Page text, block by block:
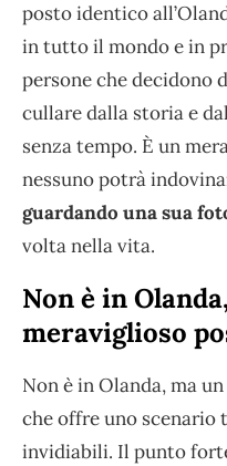
posto identico
in tutto il mondo e in
persone che decidono
cullare dalla storia e
senza tempo. È un
nessuno potrà
guardando una sua
volta nella vita.
Non è in
meraviglioso
Non è in Olanda, ma
che offre uno scenario
invidiabili. Il punto